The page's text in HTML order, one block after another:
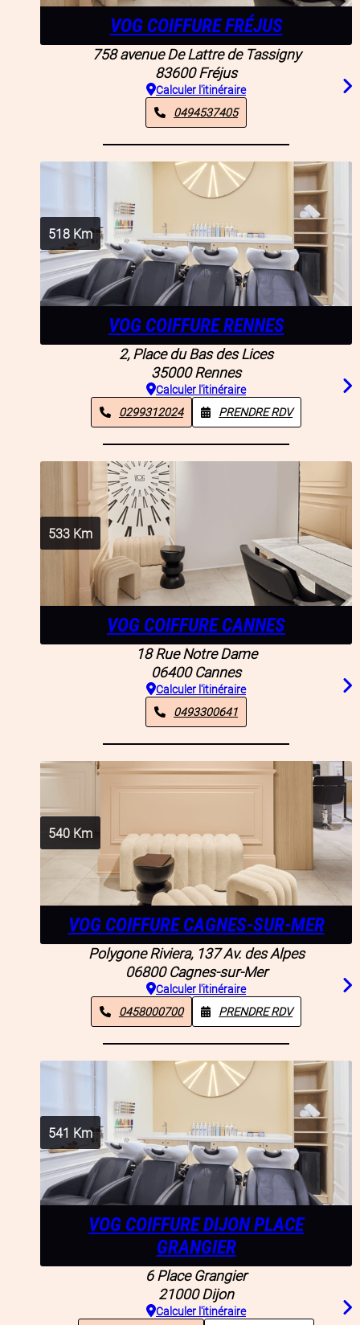
VOG COIFFURE FRÉJUS
758 avenue De Lattre de Tassigny
83600 Fréjus
Calculer l'itinéraire
0494537405
518 Km
VOG COIFFURE RENNES
2, Place du Bas des Lices
35000 Rennes
Calculer l'itinéraire
0299312024
PRENDRE RDV
533 Km
VOG COIFFURE CANNES
18 Rue Notre Dame
06400 Cannes
Calculer l'itinéraire
0493300641
540 Km
VOG COIFFURE CAGNES-SUR-MER
Polygone Riviera, 137 Av. des Alpes
06800 Cagnes-sur-Mer
Calculer l'itinéraire
0458000700
PRENDRE RDV
541 Km
VOG COIFFURE DIJON PLACE
GRANGIER
6 Place Grangier
21000 Dijon
Calculer l'itinéraire